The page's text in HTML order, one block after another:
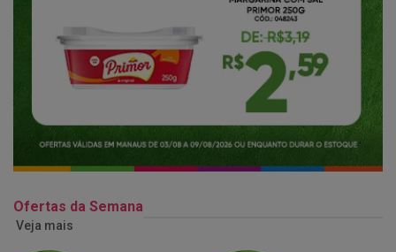
Ofertas da Semana
Veja mais